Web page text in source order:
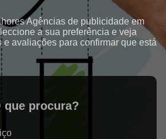
Agências de publicidade em
a sua preferência e veja
e avaliações para confirmar que está
que procura?